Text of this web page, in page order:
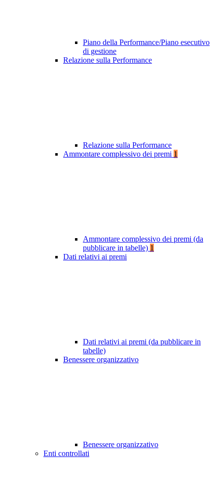
Piano della Performance/Piano esecutivo
di gestione
Relazione sulla Performance
Relazione sulla Performance
Ammontare complessivo dei premi 1
Ammontare complessivo dei premi (da
pubblicare in tabelle) 1
Dati relativi ai premi
Dati relativi ai premi (da pubblicare in
tabelle)
Benessere organizzativo
Benessere organizzativo
Enti controllati